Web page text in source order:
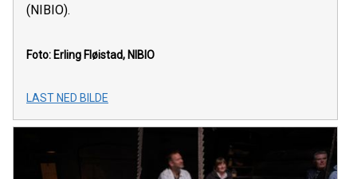
(NIBIO).
Foto: Erling Fløistad, NIBIO
LAST NED BILDE